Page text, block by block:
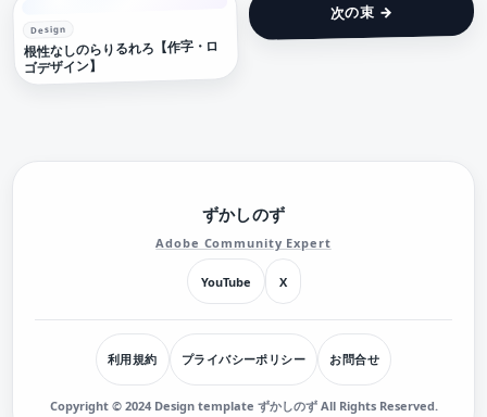
Design
根性なしのらりるれろ【作字・ロ
ゴデザイン】
次の束 →
ずかしのず
Adobe Community Expert
YouTube X
利用規約 プライバシーポリシー お問合せ
Copyright © 2024 Design template ずかしのず All Rights Reserved.